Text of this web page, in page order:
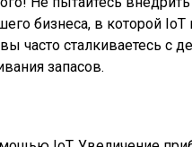
бизнеса, в которой
часто сталкиваетесь с
запасов.